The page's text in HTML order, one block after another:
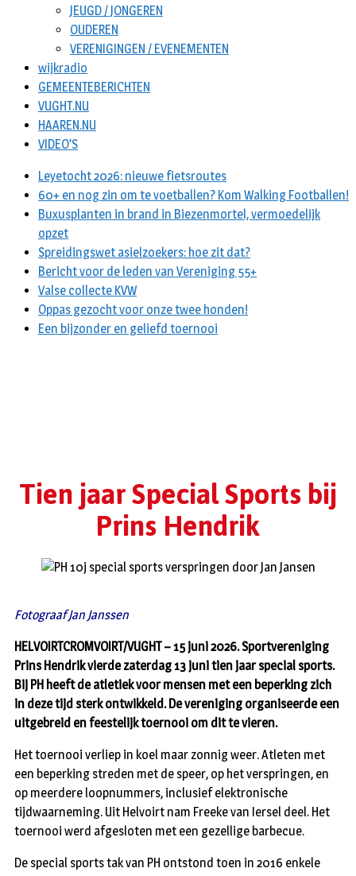
JEUGD / JONGEREN
OUDEREN
VERENIGINGEN / EVENEMENTEN
wijkradio
GEMEENTEBERICHTEN
VUGHT.NU
HAAREN.NU
VIDEO’S
Leyetocht 2026: nieuwe fietsroutes
60+ en nog zin om te voetballen? Kom Walking Footballen!
Buxusplanten in brand in Biezenmortel, vermoedelijk
opzet
Spreidingswet asielzoekers: hoe zit dat?
Bericht voor de leden van Vereniging 55+
Valse collecte KVW
Oppas gezocht voor onze twee honden!
Een bijzonder en geliefd toernooi
Tien jaar Special Sports bij
Prins Hendrik
Fotograaf Jan Janssen
HELVOIRTCROMVOIRT/VUGHT – 15 juni 2026. Sportvereniging
Prins Hendrik vierde zaterdag 13 juni tien jaar special sports.
Bij PH heeft de atletiek voor mensen met een beperking zich
in deze tijd sterk ontwikkeld. De vereniging organiseerde een
uitgebreid en feestelijk toernooi om dit te vieren.
Het toernooi verliep in koel maar zonnig weer. Atleten met
een beperking streden met de speer, op het verspringen, en
op meerdere loopnummers, inclusief elektronische
tijdwaarneming. Uit Helvoirt nam Freeke van Iersel deel. Het
toernooi werd afgesloten met een gezellige barbecue.
De special sports tak van PH ontstond toen in 2016 enkele